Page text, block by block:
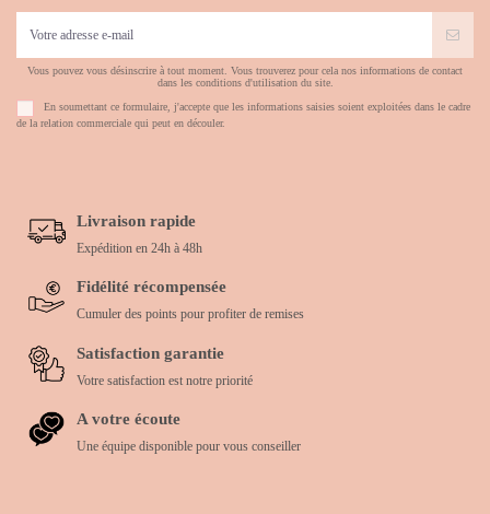
Vous pouvez vous désinscrire à tout moment. Vous trouverez pour cela nos informations de contact
dans les conditions d'utilisation du site.
En soumettant ce formulaire, j'accepte que les informations saisies soient exploitées dans le cadre
de la relation commerciale qui peut en découler.
Livraison rapide
Expédition en 24h à 48h
Fidélité récompensée
Cumuler des points pour profiter de remises
Satisfaction garantie
Votre satisfaction est notre priorité
A votre écoute
Une équipe disponible pour vous conseiller